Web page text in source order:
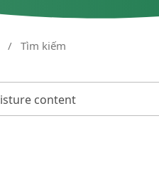
/ Tìm kiếm